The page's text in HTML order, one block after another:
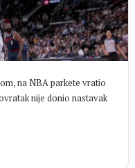
na NBA parkete vratio
nije donio nastavak